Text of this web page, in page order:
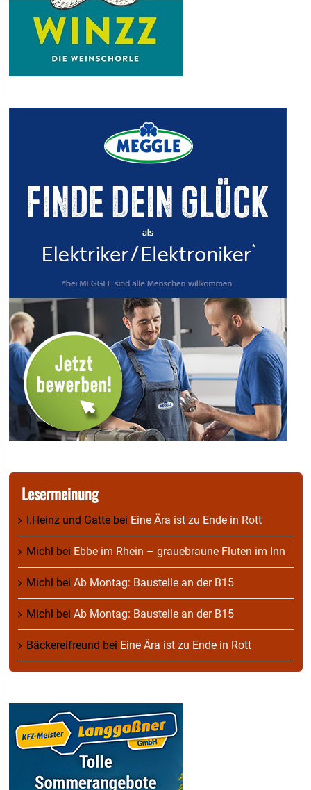
Lesermeinung
I.Heinz und Gatte bei Eine Ära ist zu Ende in Rott
Michl bei Ebbe im Rhein – grauebraune Fluten im Inn
Michl bei Ab Montag: Baustelle an der B15
Michl bei Ab Montag: Baustelle an der B15
Bäckereifreund bei Eine Ära ist zu Ende in Rott